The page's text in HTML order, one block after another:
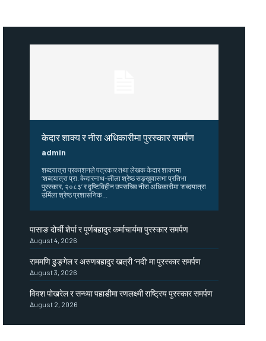
केदार शाक्य र नीरा अधिकारीमा पुरस्कार समर्पण
admin
शब्दयात्रा प्रकाशनले पत्रकार तथा लेखक केदार शाक्यमा
‘शब्दयात्रा प्रा. केदारनाथ–लीला श्रेष्ठ सङ्खुवासभा प्रतिभा
पुरस्कार, २०८३’ र दृष्टिविहीन उपसचिव नीरा अधिकारीमा ‘शब्दयात्रा
उर्मिला श्रेष्ठ प्रशासनिक...
पासाङ दोर्ची शेर्पा र पूर्णबहादुर कर्माचार्यमा पुरस्कार समर्पण
August 4, 2026
राममणि ढुङ्गेल र अरुणबहादुर खत्री ‘नदी’ मा पुरस्कार समर्पण
August 3, 2026
विवश पोखरेल र सन्ध्या पहाडीमा रणलक्ष्मी राष्ट्रिय पुरस्कार समर्पण
August 2, 2026